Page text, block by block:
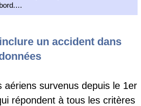
un accident dans
aériens survenus depuis le 1er
répondent à tous les critères